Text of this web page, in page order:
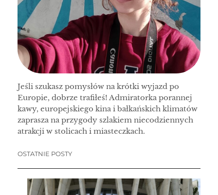
Jeśli szukasz pomysłów na krótki wyjazd po
Europie, dobrze trafiłeś! Admiratorka porannej
kawy, europejskiego kina i bałkańskich klimatów
zaprasza na przygody szlakiem niecodziennych
atrakcji w stolicach i miasteczkach.
OSTATNIE POSTY